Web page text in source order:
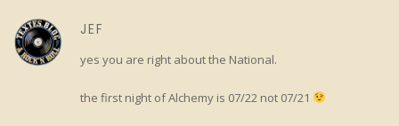
JEF
yes you are right about the National.
the first night of Alchemy is 07/22 not 07/21